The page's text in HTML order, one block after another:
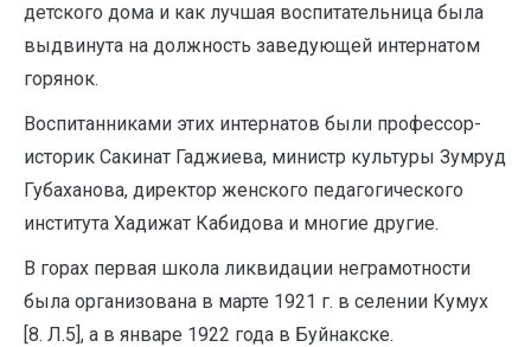
детского дома и как лучшая воспитательница была
выдвинута на должность заведующей интернатом
горянок.
Воспитанниками этих интернатов были профессор-
историк Сакинат Гаджиева, министр культуры Зумруд
Губаханова, директор женского педагогического
института Хадижат Кабидова и многие другие.
B горах первая школа ликвидации неграмотности
была организована в марте 1921 г. в селении Кумух
[8. Л.5], а в январе 1922 года в Буйнакске.